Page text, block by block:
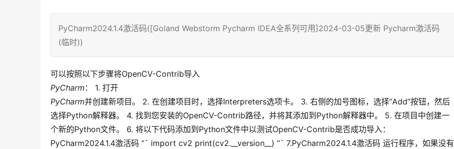
PyCharm2024.1.4激活码([Goland Webstorm Pycharm IDEA全系列可用]2024-03-05更新 Pycharm激活码
(临时))
可以按照以下步骤将OpenCV-Contrib导入
PyCharm ： 1. 打开
PyCharm并创建新项目。 2. 在创建项目时，选择Interpreters选项卡。 3. 右侧的加号图标，选择“Add”按钮，然后
选择Python解释器。 4. 找到您安装的OpenCV-Contrib路径，并将其添加到Python解释器中。 5. 在项目中创建一
个新的Python文件。 6. 将以下代码添加到Python文件中以测试OpenCV-Contrib是否成功导入：
PyCharm2024.1.4激活码 “` import cv2 print(cv2.__version__) “` 7.PyCharm2024.1.4激活码 运行程序，如果没有